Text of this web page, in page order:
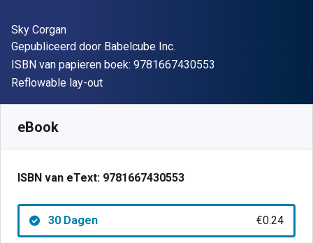
Auteur(s)
Sky Corgan
Uitgever
Gepubliceerd door Babelcube Inc.
ISBN van papieren boek: 9781667430553
Indeling
Reflowable lay-out
eBook
ISBN van eText: 9781667430553
30 Dagen €0.24